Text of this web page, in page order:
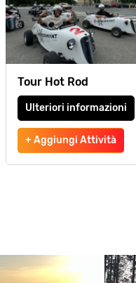
Tour Hot Rod
Ulteriori informazioni
+ Aggiungi Attività